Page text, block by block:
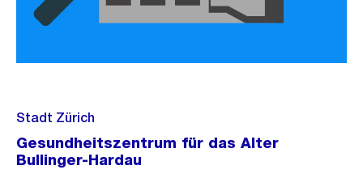
Stadt Zürich
Gesundheitszentrum für das Alter
Bullinger-Hardau